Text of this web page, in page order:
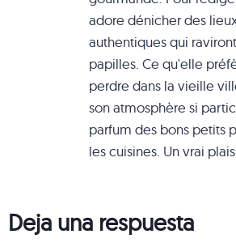
adore dénicher des
authentiques qui
papilles. Ce qu'elle
perdre dans la vieille
son atmosphère si
parfum des bons petits
les cuisines. Un vrai
Deja una respuesta